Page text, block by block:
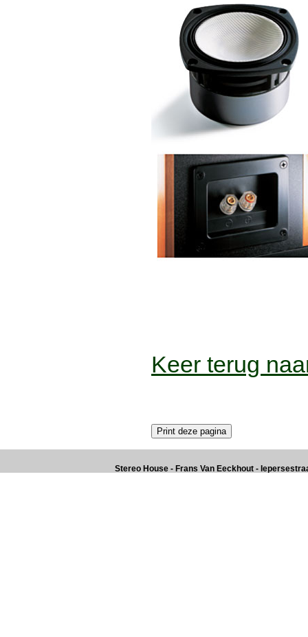
Keer terug
Stereo House - Frans Van Eeckhout -